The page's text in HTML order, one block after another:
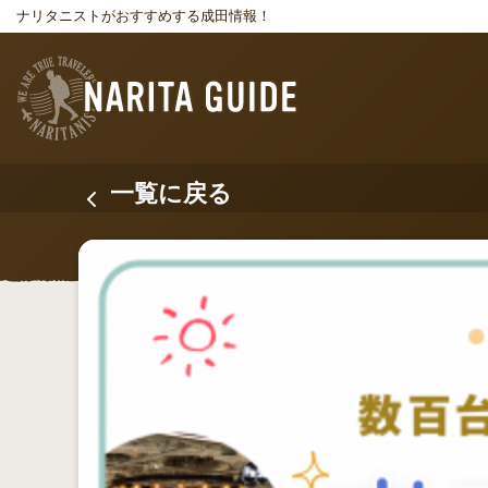
ナリタニストがおすすめする成田情報！
一覧に戻る